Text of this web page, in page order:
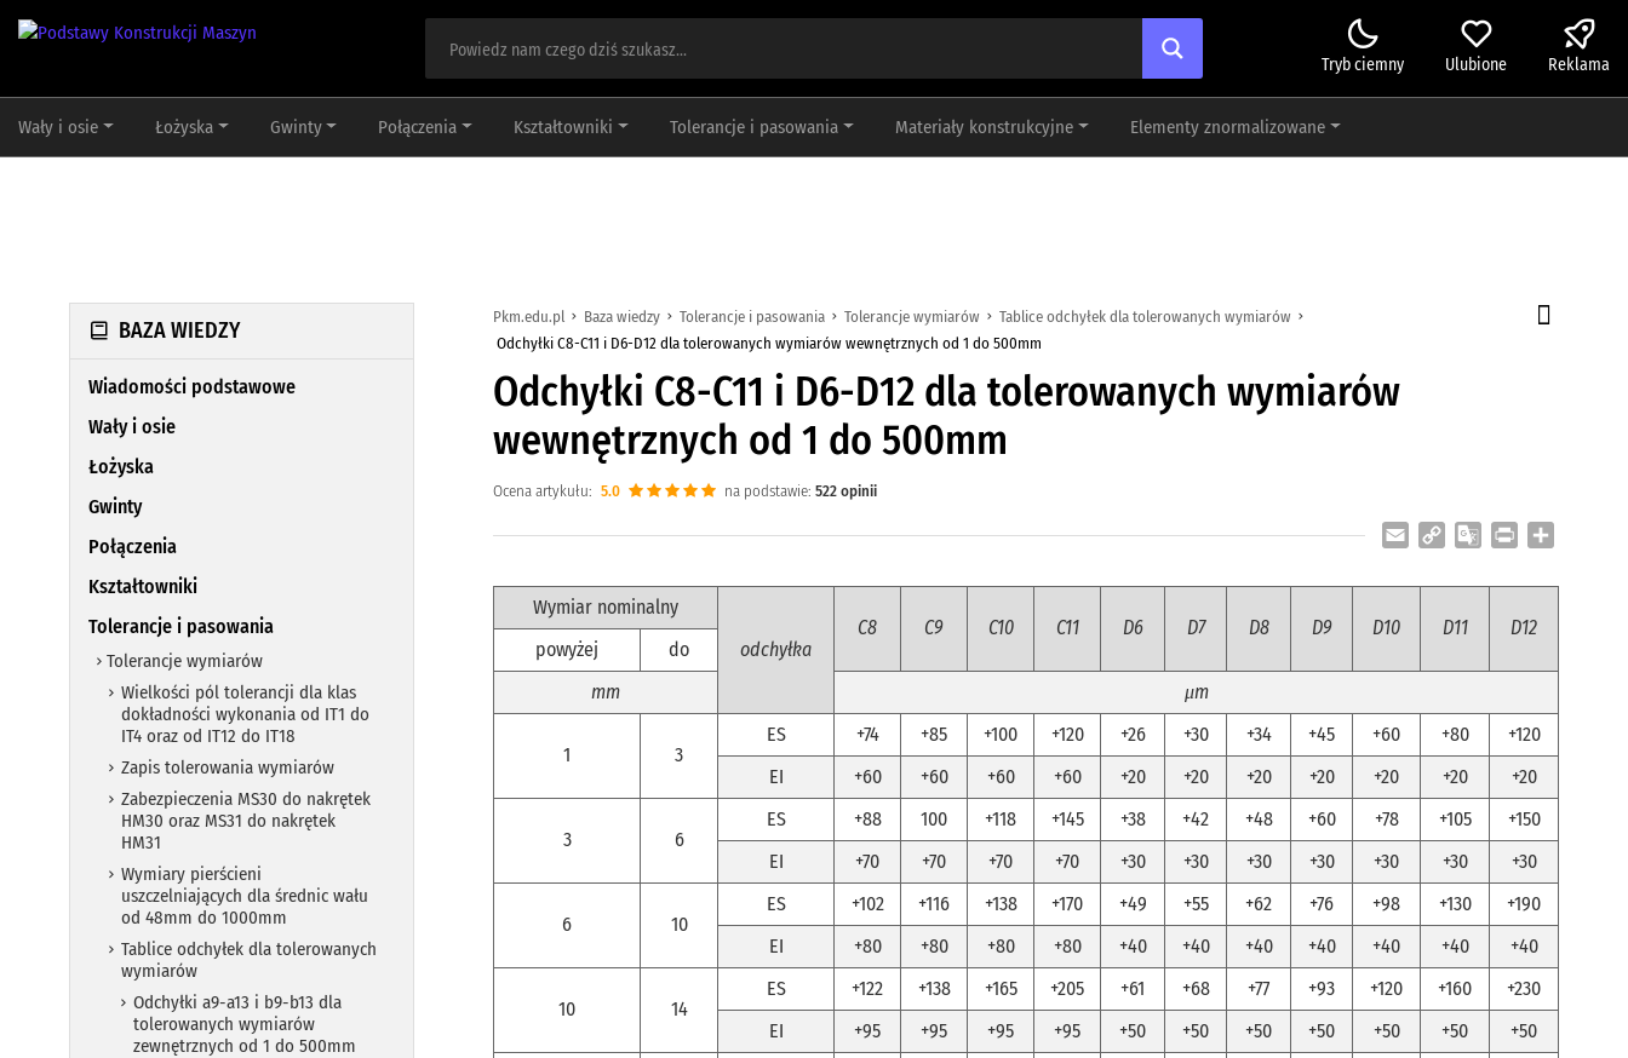
Tryb ciemny Ulubione Reklama
Wały i osie Łożyska Gwinty Połączenia Kształtowniki Tolerancje i pasowania Materiały konstrukcyjne Elementy znormalizowane
BAZA WIEDZY
Wiadomości podstawowe
Wały i osie
Łożyska
Gwinty
Połączenia
Kształtowniki
Tolerancje i pasowania
Tolerancje wymiarów
Wielkości pól tolerancji dla klas
dokładności wykonania od IT1 do
IT4 oraz od IT12 do IT18
Zapis tolerowania wymiarów
Zabezpieczenia MS30 do nakrętek
HM30 oraz MS31 do nakrętek
HM31
Wymiary pierścieni
uszczelniających dla średnic wału
od 48mm do 1000mm
Tablice odchyłek dla tolerowanych
wymiarów
Odchyłki a9-a13 i b9-b13 dla
tolerowanych wymiarów
zewnętrznych od 1 do 500mm
Pkm.edu.pl Baza wiedzy Tolerancje i pasowania Tolerancje wymiarów
Tablice odchyłek dla tolerowanych wymiarów
Odchyłki C8-C11 i D6-D12 dla tolerowanych wymiarów wewnętrznych od 1 do 500mm
Odchyłki C8-C11 i D6-D12 dla tolerowanych wymiarów
wewnętrznych od 1 do 500mm
Ocena artykułu: 5.0 na podstawie: 522 opinii
Email
Copy
GooglePrint
Wymiar nominalny
odchyłka
C8 C9 C10 C11 D6 D7 D8 D9 D10 D11
D12
powyżej
do
mm
μm
1 3
ES +74 +85 +100 +120 +26 +30 +34 +45 +60 +80
+120
EI
+60 +60 +60 +60 +20 +20 +20 +20 +20 +20 +20
3 6
ES +88 100 +118 +145 +38 +42 +48 +60 +78 +105
+150
EI
+70 +70 +70 +70 +30 +30 +30 +30 +30 +30 +30
6 10
ES +102 +116 +138 +170 +49 +55 +62 +76 +98 +130
+190
EI
+80 +80 +80 +80 +40 +40 +40 +40 +40 +40 +40
10 14
ES +122 +138 +165 +205 +61 +68 +77 +93 +120 +160
+230
EI
+95 +95 +95 +95 +50 +50 +50 +50 +50 +50 +50